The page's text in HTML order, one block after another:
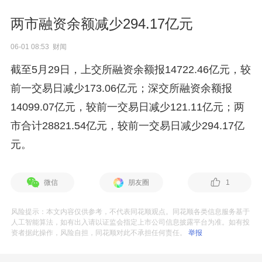
两市融资余额减少294.17亿元
06-01 08:53 财闻
截至5月29日，上交所融资余额报14722.46亿元，较
前一交易日减少173.06亿元；深交所融资余额报
14099.07亿元，较前一交易日减少121.11亿元；两
市合计28821.54亿元，较前一交易日减少294.17亿
元。
微信 朋友圈 1
风险提示：本文内容仅供参考，不代表同花顺观点。同花顺各类信息服务基于
人工智能算法，如有出入请以证监会指定上市公司信息披露平台为准。如有投
资者据此操作，风险自担，同花顺对此不承担任何责任。举报